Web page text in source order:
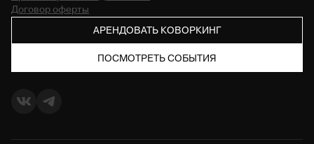
АРЕНДОВАТЬ КОВОРКИНГ
ПОСМОТРЕТЬ СОБЫТИЯ
Договор оферты